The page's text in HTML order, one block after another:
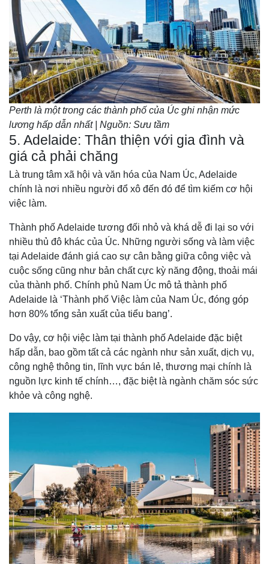
Perth là một trong các thành phố của Úc ghi nhận mức
lương hấp dẫn nhất | Nguồn: Sưu tầm
5. Adelaide: Thân thiện với gia đình và
giá cả phải chăng
Là trung tâm xã hội và văn hóa của Nam Úc, Adelaide
chính là nơi nhiều người đổ xô đến đó để tìm kiếm cơ hội
việc làm.
Thành phố Adelaide tương đối nhỏ và khá dễ đi lại so với
nhiều thủ đô khác của Úc. Những người sống và làm việc
tại Adelaide đánh giá cao sự cân bằng giữa công việc và
cuộc sống cũng như bản chất cực kỳ năng động, thoải mái
của thành phố. Chính phủ Nam Úc mô tả thành phố
Adelaide là ‘Thành phố Việc làm của Nam Úc, đóng góp
hơn 80% tổng sản xuất của tiểu bang’.
Do vậy, cơ hội việc làm tại thành phố Adelaide đặc biệt
hấp dẫn, bao gồm tất cả các ngành như sản xuất, dịch vụ,
công nghệ thông tin, lĩnh vực bán lẻ, thương mại chính là
nguồn lực kinh tế chính…, đặc biệt là ngành chăm sóc sức
khỏe và công nghệ.